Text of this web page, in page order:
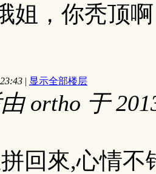
姐，你秃顶
| 显示全部楼层
ortho 于
回來,心情不